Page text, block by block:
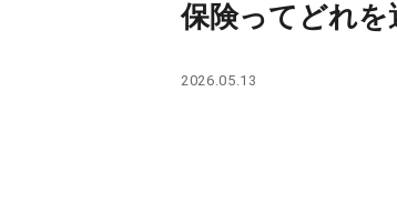
保険ってどれを
2026.05.13